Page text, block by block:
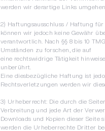
werden wir derartige Links
2) Haftungsausschluss / Haftung
können wir jedoch keine Gewähr
verantwortlich. Nach §§ 8 bis 10
Umständen zu forschen, die auf
eine rechtswidrige Tätigkeit
unberührt.
Eine diesbezügliche Haftung ist
Rechtsverletzungen werden wir
3) Urheberrecht: Die durch die
Verbreitung und jede Art der
Downloads und Kopien dieser
werden die Urheberrechte Dritter